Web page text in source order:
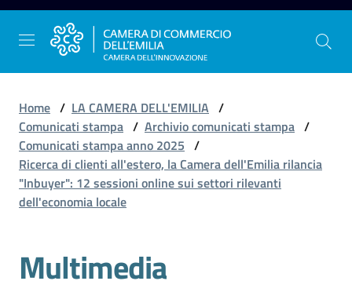
Vai al contenuto
Vai alla navigazione
Vai al footer
La
Camera
dell'Emilia
Gestire
l'impresa
Home / LA CAMERA DELL'EMILIA /
Comunicati stampa / Archivio comunicati stampa /
Comunicati stampa anno 2025 /
Ricerca di clienti all'estero, la Camera dell'Emilia rilancia
"Inbuyer": 12 sessioni online sui settori rilevanti
dell'economia locale
Multimedia